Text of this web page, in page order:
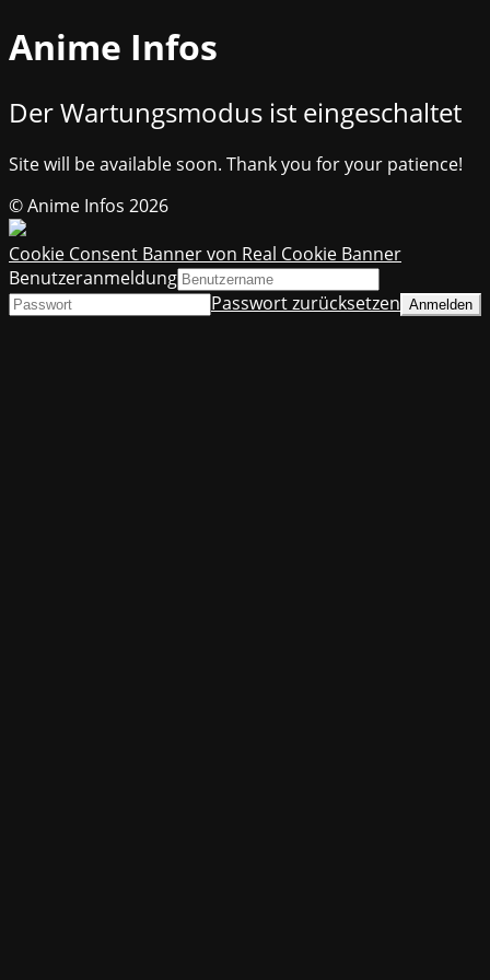
Anime Infos
Der Wartungsmodus ist eingeschaltet
Site will be available soon. Thank you for your patience!
© Anime Infos 2026
Cookie Consent Banner von Real Cookie Banner
Benutzeranmeldung
Passwort zurücksetzen